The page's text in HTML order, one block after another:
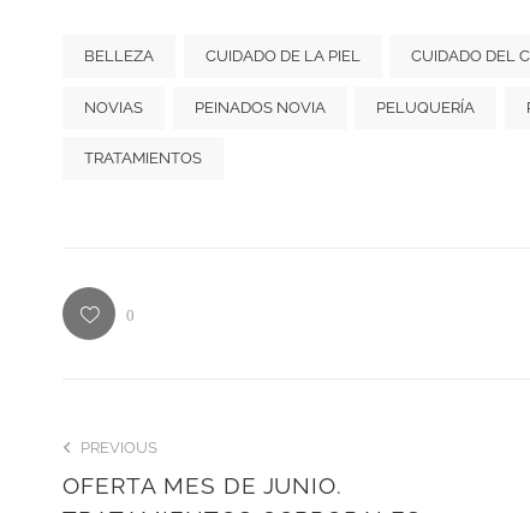
BELLEZA CUIDADO DE LA PIEL CUIDADO DEL
NOVIAS PEINADOS NOVIA PELUQUERÍA
TRATAMIENTOS
0
PREVIOUS
OFERTA MES DE JUNIO.